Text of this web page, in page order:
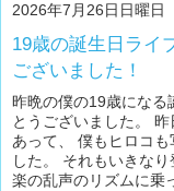
2026年7月26日日曜日
19歳の誕生日ライ
ございました！
昨晩の僕の19歳になる
とうございました。
あって、 僕もヒロコ
した。 それもいきな
楽の乱声のリズムに乗